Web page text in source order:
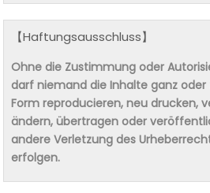
【Haftungsausschluss】
Ohne die Zustimmung oder
darf niemand die Inhalte ganz
Form reproducieren, neu drucken,
ändern, übertragen oder
andere Verletzung des
erfolgen.